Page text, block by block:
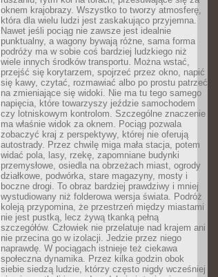
oknem krajobrazy. Wszystko to tworzy atmosferę,
która dla wielu ludzi jest zaskakująco przyjemna.
Nawet jeśli pociąg nie zawsze jest idealnie
punktualny, a wagony bywają różne, sama forma
podróży ma w sobie coś bardziej ludzkiego niż
wiele innych środków transportu. Można wstać,
przejść się korytarzem, spojrzeć przez okno, napić
się kawy, czytać, rozmawiać albo po prostu patrzeć
na zmieniające się widoki. Nie ma tu tego samego
napięcia, które towarzyszy jeździe samochodem
czy lotniskowym kontrolom. Szczególne znaczenie
ma właśnie widok za oknem. Pociąg pozwala
zobaczyć kraj z perspektywy, której nie oferują
autostrady. Przez chwilę miga mała stacja, potem
widać pola, lasy, rzekę, zapomniane budynki
przemysłowe, osiedla na obrzeżach miast, ogrody
działkowe, podwórka, stare magazyny, mosty i
boczne drogi. To obraz bardziej prawdziwy i mniej
wystudiowany niż folderowa wersja świata. Podróż
koleją przypomina, że przestrzeń między miastami
nie jest pustką, lecz żywą tkanką pełną
szczegółów. Człowiek nie przelatuje nad krajem ani
nie przecina go w izolacji. Jedzie przez niego
naprawdę. W pociągach istnieje też ciekawa
społeczna dynamika. Przez kilka godzin obok
siebie siedzą ludzie, którzy często nigdy wcześniej